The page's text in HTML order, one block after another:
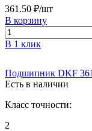
361.50 ₽/шт
В корзину
В 1 клик
Подшипник DKF
Есть в наличии
Класс точности:
2